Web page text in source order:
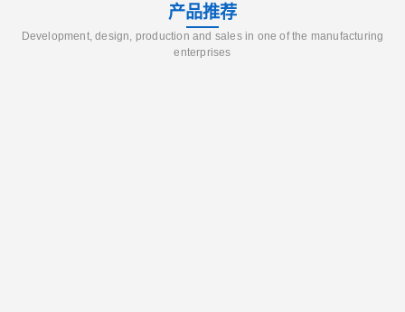
产品推荐
Development, design, production and sales in one of the manufacturing
enterprises